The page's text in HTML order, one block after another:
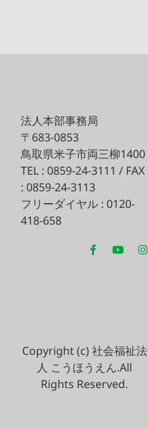
法人本部事務局
〒683-0853
鳥取県米子市両三柳1400
TEL : 0859-24-3111 / FAX
: 0859-24-3113
フリーダイヤル : 0120-
418-658
Copyright (c) 社会福祉法
人 こうほうえん.All
Rights Reserved.